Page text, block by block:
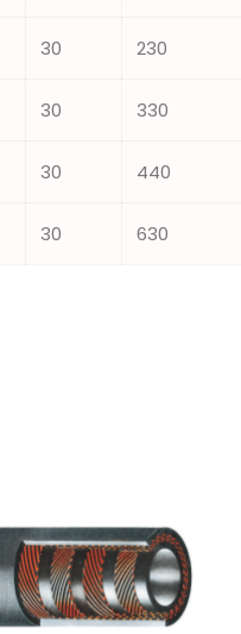
30 230
30 330
30 440
30 630